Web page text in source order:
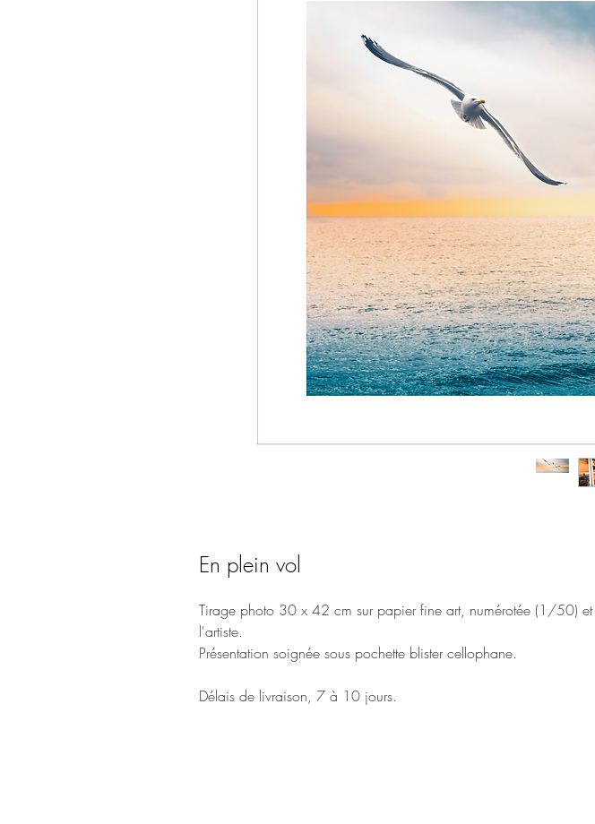
En plein vol
Tirage photo 30 x 42 cm sur papier fine art, numérotée (1/50)
l'artiste.
Présentation soignée sous pochette blister cellophane.
Délais de livraison, 7 à 10 jours.